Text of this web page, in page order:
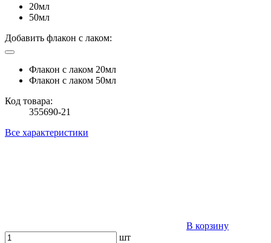
20мл
50мл
Добавить флакон с лаком:
Флакон с лаком 20мл
Флакон с лаком 50мл
Код товара:
355690-21
Все характеристики
В корзину
шт